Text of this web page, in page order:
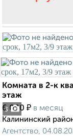
3
Комната в 2-к
этаж
6 000 ₽ в месяц
Калининский
Агентство,